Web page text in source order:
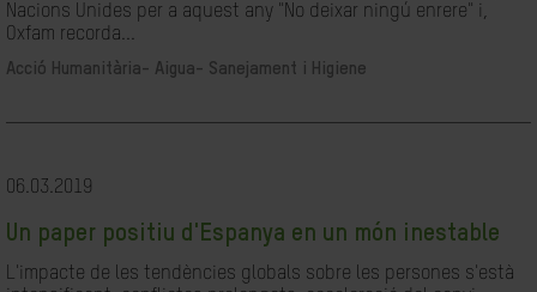
Nacions Unides per a aquest any "No deixar ningú enrere" i,
Oxfam recorda...
Acció Humanitària- Aigua- Sanejament i Higiene
06.03.2019
Un paper positiu d'Espanya en un món inestable
L'impacte de les tendències globals sobre les persones s'està